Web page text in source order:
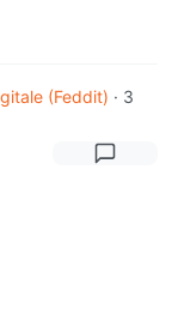
(Feddit) · 3